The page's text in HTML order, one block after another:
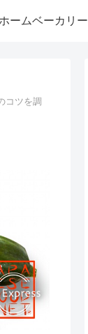
ホームベーカリー
コツを調